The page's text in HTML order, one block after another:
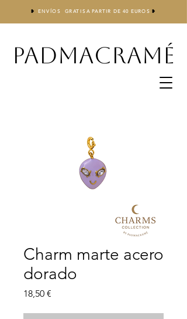
❥ ENVÍOS GRATIS A PARTIR DE 40 EUROS ❥
PADMACRAMÉ
Charm marte acero
dorado
18,50 €